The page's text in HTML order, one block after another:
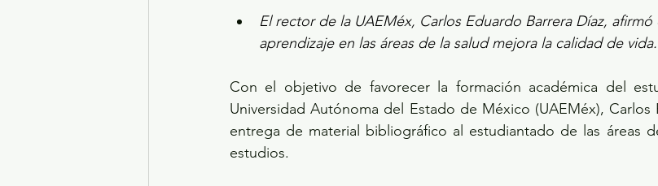
El rector de la UAEMéx, Carlos Eduardo Barrera Díaz,
aprendizaje en las áreas de la salud mejora la calidad de vida.
Con el objetivo de favorecer la formación académica del
Universidad Autónoma del Estado de México (UAEMéx), Carlos
entrega de material bibliográfico al estudiantado de las áreas
estudios.